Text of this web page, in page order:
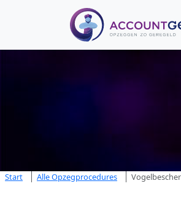
Start Alle Opzegprocedures